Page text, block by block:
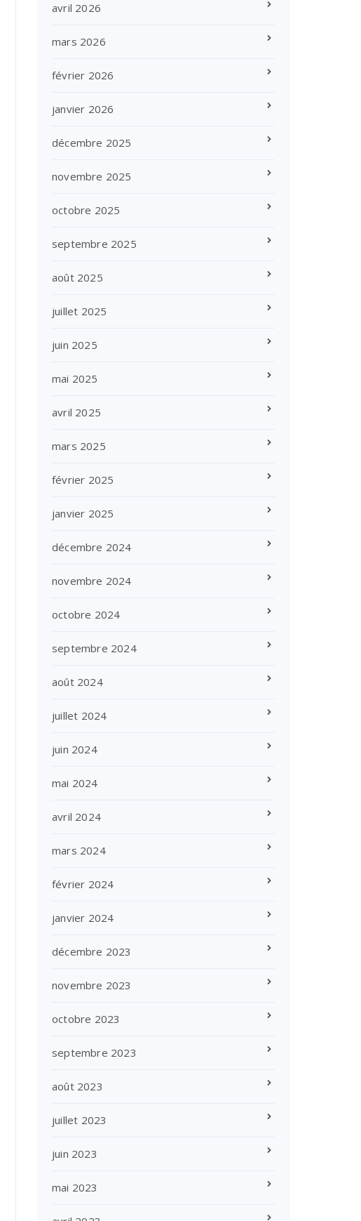
avril 2026
mars 2026
février 2026
janvier 2026
décembre 2025
novembre 2025
octobre 2025
septembre 2025
août 2025
juillet 2025
juin 2025
mai 2025
avril 2025
mars 2025
février 2025
janvier 2025
décembre 2024
novembre 2024
octobre 2024
septembre 2024
août 2024
juillet 2024
juin 2024
mai 2024
avril 2024
mars 2024
février 2024
janvier 2024
décembre 2023
novembre 2023
octobre 2023
septembre 2023
août 2023
juillet 2023
juin 2023
mai 2023